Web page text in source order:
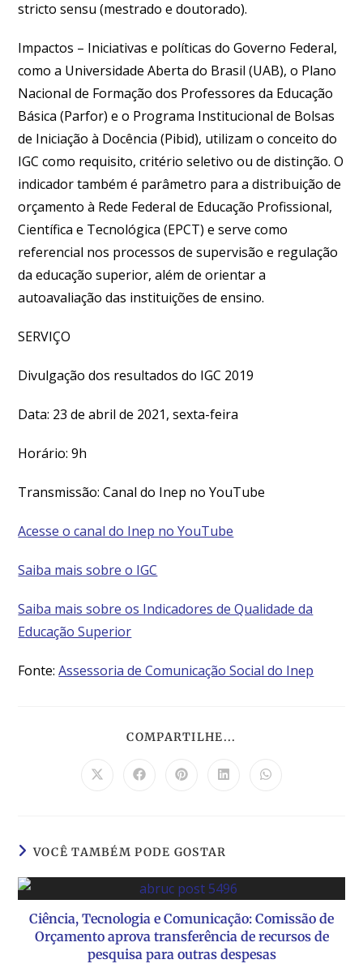
stricto sensu (mestrado e doutorado).
Impactos – Iniciativas e políticas do Governo Federal,
como a Universidade Aberta do Brasil (UAB), o Plano
Nacional de Formação dos Professores da Educação
Básica (Parfor) e o Programa Institucional de Bolsas
de Iniciação à Docência (Pibid), utilizam o conceito do
IGC como requisito, critério seletivo ou de distinção. O
indicador também é parâmetro para a distribuição de
orçamento à Rede Federal de Educação Profissional,
Científica e Tecnológica (EPCT) e serve como
referencial nos processos de supervisão e regulação
da educação superior, além de orientar a
autoavaliação das instituições de ensino.
SERVIÇO
Divulgação dos resultados do IGC 2019
Data: 23 de abril de 2021, sexta-feira
Horário:9h
Transmissão: Canal do Inep no YouTube
Acesse o canal do Inep no YouTube
Saiba mais sobre o IGC
Saiba mais sobre os Indicadores de Qualidade da
Educação Superior
Fonte:Assessoria de Comunicação Social do Inep
COMPARTILHE...
VOCÊ TAMBÉM PODE GOSTAR
Ciência, Tecnologia e Comunicação: Comissão de
Orçamento aprova transferência de recursos de
pesquisa para outras despesas